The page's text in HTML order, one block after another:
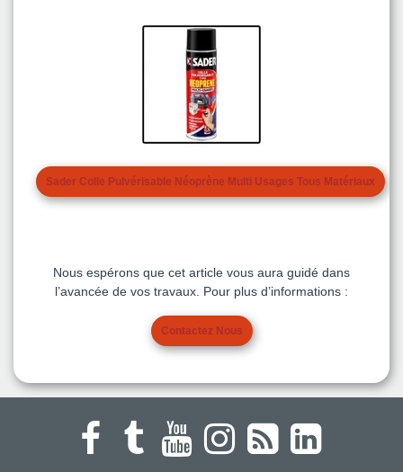
Sader Colle Pulvérisable Néoprène Multi Usages Tous Matériaux
Nous espérons que cet article vous aura guidé dans
l’avancée de vos travaux. Pour plus d’informations :
Contactez Nous